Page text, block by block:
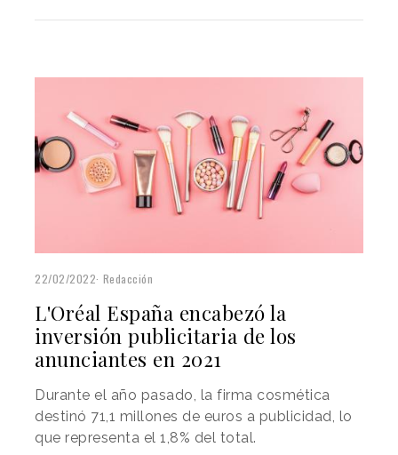
22/02/2022 Redacción
L'Oréal España encabezó la
inversión publicitaria de los
anunciantes en 2021
Durante el año pasado, la firma cosmética
destinó 71,1 millones de euros a publicidad, lo
que representa el 1,8% del total.